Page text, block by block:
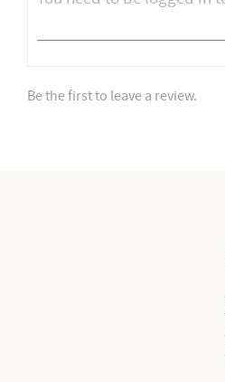
Be the first to leave a review.